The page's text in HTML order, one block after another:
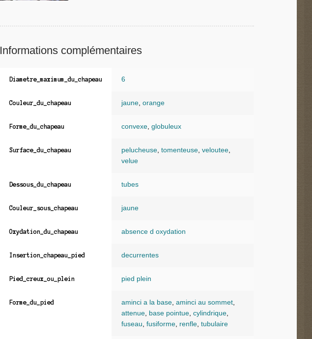
Informations complémentaires
Diametre_maximum_du_chapeau 6
Couleur_du_chapeau jaune, orange
Forme_du_chapeau convexe, globuleux
Surface_du_chapeau pelucheuse, tomenteuse, veloutee,
velue
Dessous_du_chapeau tubes
Couleur_sous_chapeau jaune
Oxydation_du_chapeau absence d oxydation
Insertion_chapeau_pied decurrentes
Pied_creux_ou_plein pied plein
Forme_du_pied aminci a la base, aminci au sommet,
attenue, base pointue, cylindrique,
fuseau fusiforme, renfle, tubulaire